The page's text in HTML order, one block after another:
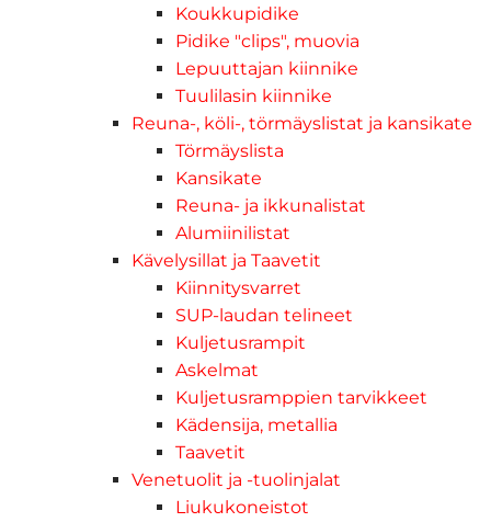
Koukkupidike
Pidike "clips", muovia
Lepuuttajan kiinnike
Tuulilasin kiinnike
Reuna-, köli-, törmäyslistat ja kansikate
Törmäyslista
Kansikate
Reuna- ja ikkunalistat
Alumiinilistat
Kävelysillat ja Taavetit
Kiinnitysvarret
SUP-laudan telineet
Kuljetusrampit
Askelmat
Kuljetusramppien tarvikkeet
Kädensija, metallia
Taavetit
Venetuolit ja -tuolinjalat
Liukukoneistot